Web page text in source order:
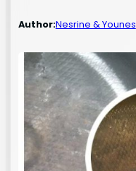
Author:Nesrine & Younes